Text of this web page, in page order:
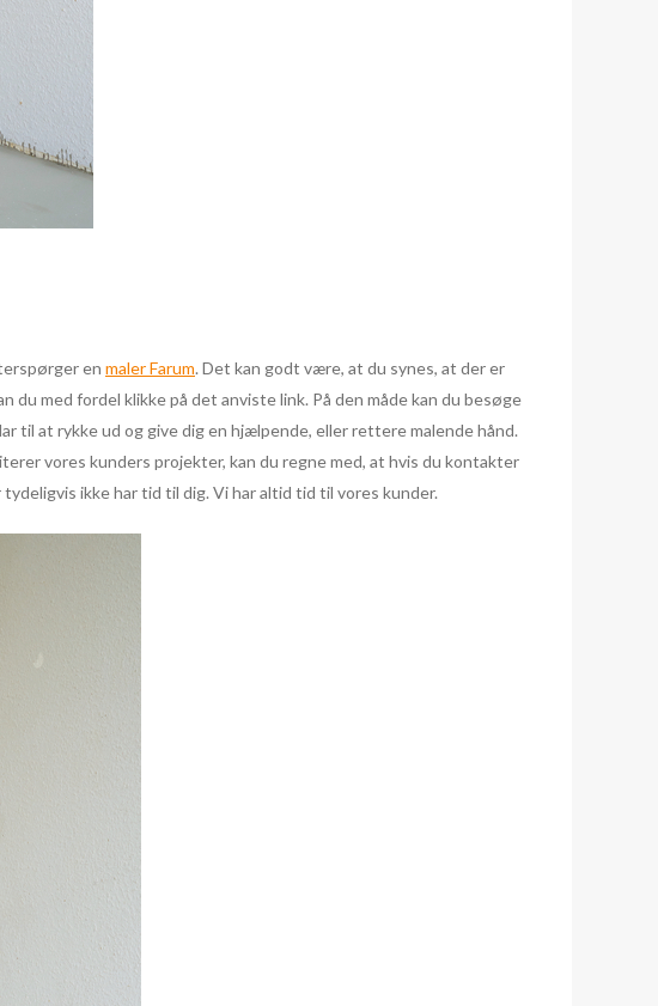
en maler Farum. Det kan godt være, at du synes, at der er
du med fordel klikke på det anviste link. På den måde kan du besøge
til at rykke ud og give dig en hjælpende, eller rettere malende hånd.
vores kunders projekter, kan du regne med, at hvis du kontakter
ikke har tid til dig. Vi har altid tid til vores kunder.